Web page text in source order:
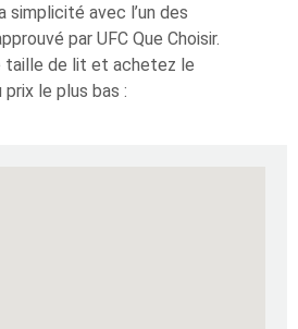
simplicité avec l’un des
par UFC Que Choisir.
taille de lit et achetez le
le plus bas :